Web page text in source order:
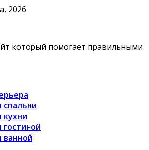
2026
который помогает правильными
спальни
кухни
гостиной
ванной